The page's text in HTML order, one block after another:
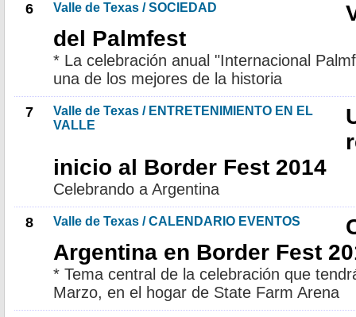
6 Valle de Texas / SOCIEDAD
del Palmfest
* La celebración anual "Internacional
una de los mejores de la historia
7
Valle de Texas / ENTRETENIMIENTO EN EL
VALLE
inicio al Border Fest 2014
Celebrando a Argentina
8 Valle de Texas / CALENDARIO EVENTOS
Argentina en Border Fest
* Tema central de la celebración que
Marzo, en el hogar de State Farm Arena